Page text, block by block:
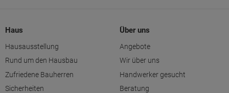
Haus
Hausausstellung
Rund um den Hausbau
Zufriedene Bauherren
Sicherheiten
Über uns
Angebote
Wir über uns
Handwerker gesucht
Beratung